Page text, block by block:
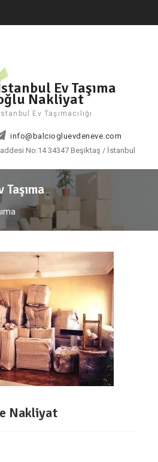
Ev Taşıma
Nakliyat
Ev Taşımacılığı
info@balciogluevdeneve.com
No:14 34347 Beşiktaş / İstanbul
Nakliyat